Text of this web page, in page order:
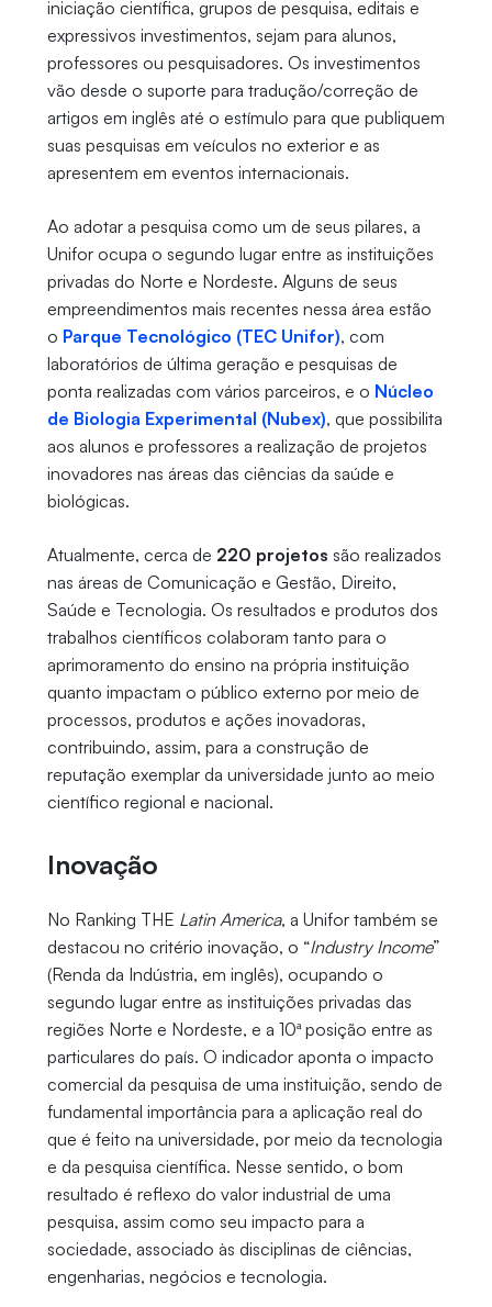
iniciação científica, grupos de pesquisa, editais e
expressivos investimentos, sejam para alunos,
professores ou pesquisadores. Os investimentos
vão desde o suporte para tradução/correção de
artigos em inglês até o estímulo para que publiquem
suas pesquisas em veículos no exterior e as
apresentem em eventos internacionais.
Ao adotar a pesquisa como um de seus pilares, a
Unifor ocupa o segundo lugar entre as instituições
privadas do Norte e Nordeste. Alguns de seus
empreendimentos mais recentes nessa área estão
o Parque Tecnológico (TEC Unifor), com
laboratórios de última geração e pesquisas de
ponta realizadas com vários parceiros, e o Núcleo
de Biologia Experimental (Nubex), que possibilita
aos alunos e professores a realização de projetos
inovadores nas áreas das ciências da saúde e
biológicas.
Atualmente, cerca de 220 projetos são realizados
nas áreas de Comunicação e Gestão, Direito,
Saúde e Tecnologia. Os resultados e produtos dos
trabalhos científicos colaboram tanto para o
aprimoramento do ensino na própria instituição
quanto impactam o público externo por meio de
processos, produtos e ações inovadoras,
contribuindo, assim, para a construção de
reputação exemplar da universidade junto ao meio
científico regional e nacional.
Inovação
No Ranking THE Latin America, a Unifor também se
destacou no critério inovação, o “Industry Income”
(Renda da Indústria, em inglês), ocupando o
segundo lugar entre as instituições privadas das
regiões Norte e Nordeste, e a 10ª posição entre as
particulares do país. O indicador aponta o impacto
comercial da pesquisa de uma instituição, sendo de
fundamental importância para a aplicação real do
que é feito na universidade, por meio da tecnologia
e da pesquisa científica. Nesse sentido, o bom
resultado é reflexo do valor industrial de uma
pesquisa, assim como seu impacto para a
sociedade, associado às disciplinas de ciências,
engenharias, negócios e tecnologia.